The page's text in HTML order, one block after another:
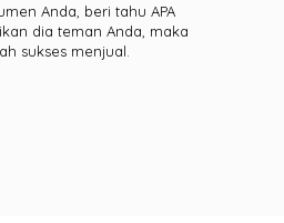
Anda, beri tahu APA
dia teman Anda, maka
sukses menjual.